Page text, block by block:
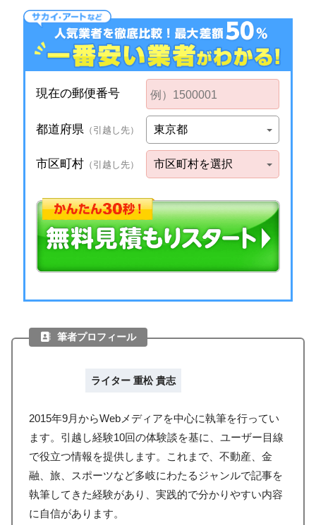
筆者プロフィール
ライター 重松 貴志
2015年9月からWebメディアを中心に執筆を行ってい
ます。引越し経験10回の体験談を基に、ユーザー目線
で役立つ情報を提供します。これまで、不動産、金
融、旅、スポーツなど多岐にわたるジャンルで記事を
執筆してきた経験があり、実践的で分かりやすい内容
に自信があります。